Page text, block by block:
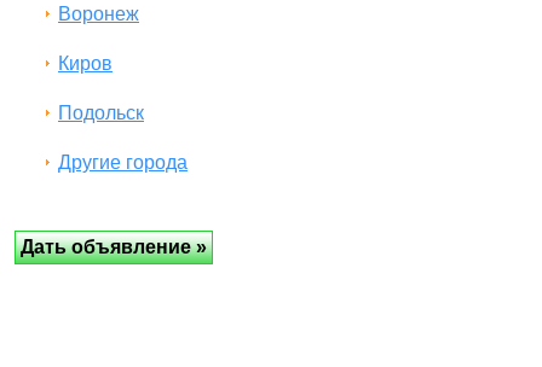
Воронеж
Киров
Подольск
Другие города